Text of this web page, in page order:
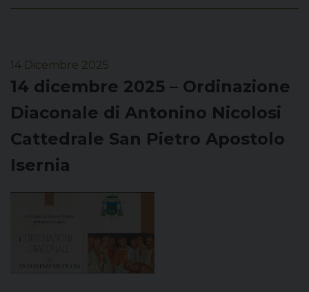
14 Dicembre 2025
14 dicembre 2025 – Ordinazione
Diaconale di Antonino Nicolosi
Cattedrale San Pietro Apostolo
Isernia